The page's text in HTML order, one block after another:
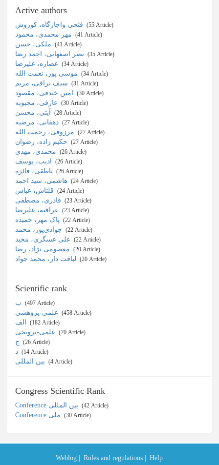
Active authors
‎ (55 Article)
‎ (41 Article)
‎ (41 Article)
‎ (35 Article)
‎ (34 Article)
‎ (34 Article)
‎ (31 Article)
‎ (30 Article)
‎ (30 Article)
‎ (28 Article)
‎ (27 Article)
‎ (27 Article)
‎ (27 Article)
‎ (26 Article)
‎ (26 Article)
‎ (26 Article)
‎ (24 Article)
‎ (24 Article)
‎ (23 Article)
‎ (23 Article)
‎ (22 Article)
‎ (22 Article)
‎ (22 Article)
‎ (20 Article)
‎ (20 Article)
Scientific rank
‎ (497 Article)
‎ (458 Article)
‎ (182 Article)
‎ (70 Article)
‎ (26 Article)
‎ (14 Article)
‎ (4 Article)
Congress Scientific Rank
‎ (42 Article)
‎ (30 Article)
Weblog | Rules and regulations |
Help